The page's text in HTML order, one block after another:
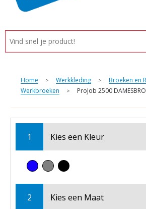
Custom made
Home > Werkkleding > Broeken en
Werkbroeken > ProJob 2500
1 Kies een Kleur
2 Kies een Maat